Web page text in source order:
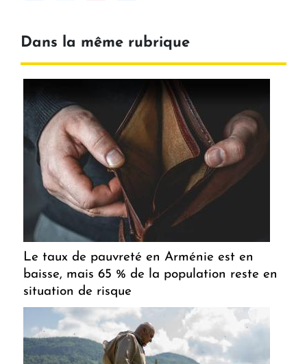
Dans la même rubrique
Le taux de pauvreté en Arménie est en
baisse, mais 65 % de la population reste en
situation de risque